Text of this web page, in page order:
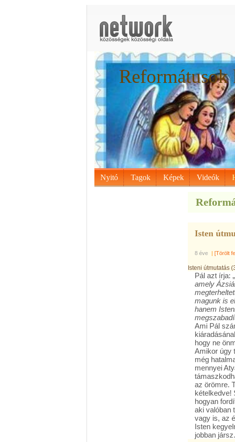
Nyitó Tagok Képek Videók
Isten
8 éve | [Törölt
Isteni útmutatás
Pál azt írja: „
amely
magunk is
hanem
Ami Pál
hogy ne
Amikor úgy
még
mennyei
az örömre.
kételkedve!
hogyan
aki valóban
vagy is, az
Isten
jobban jársz.